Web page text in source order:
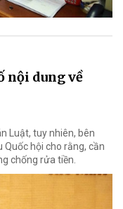
nội dung về
Luật, tuy nhiên, bên
hội cho rằng, cần
chống rửa tiền.